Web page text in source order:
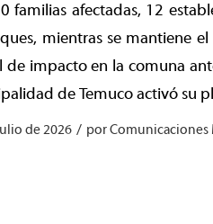
familias afectadas, 12
mientras se mantiene
de impacto en la comuna
de Temuco activó su
de 2026 / porComunicaciones